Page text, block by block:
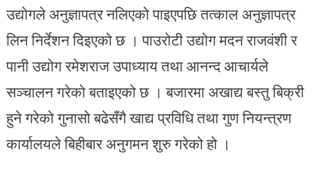
उद्योगले अनुज्ञापत्र नलिएको पाइएपछि तत्काल अनुज्ञापत्र
लिन निर्देशन दिइएको छ । पाउरोटी उद्योग मदन राजवंशी र
पानी उद्योग रमेशराज उपाध्याय तथा आनन्द आचार्यले
सञ्चालन गरेको बताइएको छ । बजारमा अखाद्य बस्तु बिक्री
हुने गरेको गुनासो बढेसँगै खाद्य प्रविधि तथा गुण नियन्त्रण
कार्यालयले बिहीबार अनुगमन शुरु गरेको हो ।